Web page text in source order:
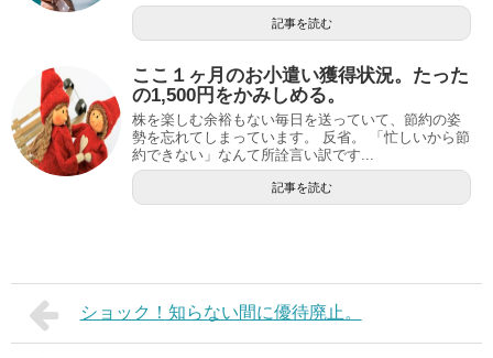
記事を読む
ここ１ヶ月のお小遣い獲得状況。たった
の1,500円をかみしめる。
株を楽しむ余裕もない毎日を送っていて、節約の姿
勢を忘れてしまっています。 反省。 「忙しいから節
約できない」なんて所詮言い訳です...
記事を読む
ショック！知らない間に優待廃止。